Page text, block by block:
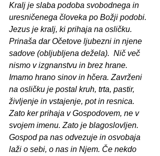
Kralj je slaba podoba svobodnega in
uresničenega človeka po Božji podobi.
Jezus je kralj, ki prihaja na osličku.
Prinaša dar Očetove ljubezni in njene
sadove (obljubljena dežela).  Nič več
nismo v izgnanstvu in brez hrane.
Imamo hrano sinov in hčera. Zavrženi
na osličku je postal kruh, trta, pastir,
življenje in vstajenje, pot in resnica.
Zato ker prihaja v Gospodovem, ne v
svojem imenu. Zato je blagoslovljen.
Gospod pa nas odvezuje in osvobaja
laži o sebi, o nas in Njem. Če nekdo